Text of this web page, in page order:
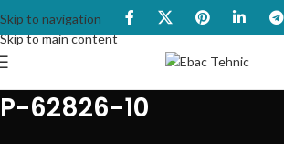
Skip to navigation
Skip to main content
P-62826-10